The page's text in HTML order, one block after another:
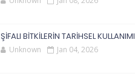
ŞİFALI BİTKİLERİN TARİHSEL KULLANIMI
Unknown Jan 04, 2026